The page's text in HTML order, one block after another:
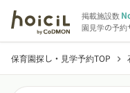
掲載施設数
園見学の予約
保育園探し・見学予約TOP chevron_right